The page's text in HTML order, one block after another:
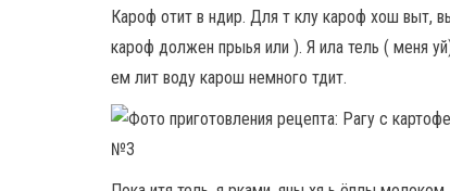
Кароф отит в ндир. Для т клу кароф хош выт,
кароф должен прыья или ). Я ила тель ( меня
ем лит воду карош немного тдит.